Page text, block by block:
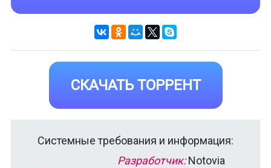
СКАЧАТЬ ТОРРЕНТ
Системные требования и информация:
Разработчик:Notovia